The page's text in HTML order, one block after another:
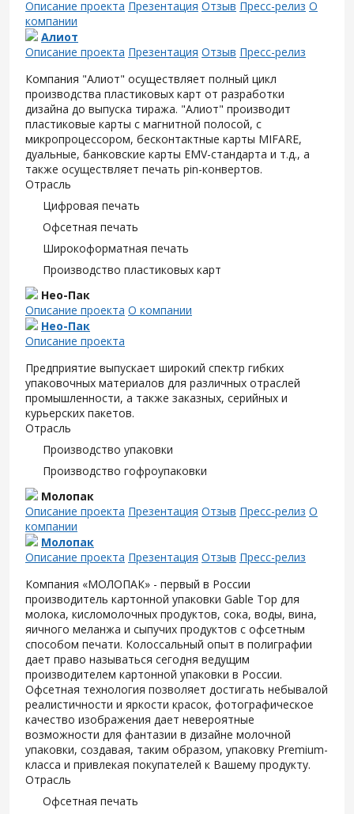
Описание проекта Презентация Отзыв Пресс-релиз О
компании
Алиот
Описание проекта Презентация Отзыв Пресс-релиз
Компания "Алиот" осуществляет полный цикл
производства пластиковых карт от разработки
дизайна до выпуска тиража. "Алиот" производит
пластиковые карты с магнитной полосой, с
микропроцессором, бесконтактные карты MIFARE,
дуальные, банковские карты EMV-стандарта и т.д., а
также осуществляет печать pin-конвертов.
Отрасль
Цифровая печать
Офсетная печать
Широкоформатная печать
Производство пластиковых карт
Нео-Пак
Описание проекта О компании
Нео-Пак
Описание проекта
Предприятие выпускает широкий спектр гибких
упаковочных материалов для различных отраслей
промышленности, а также заказных, серийных и
курьерских пакетов.
Отрасль
Производство упаковки
Производство гофроупаковки
Молопак
Описание проекта Презентация Отзыв Пресс-релиз О
компании
Молопак
Описание проекта Презентация Отзыв Пресс-релиз
Компания «МОЛОПАК» - первый в России
производитель картонной упаковки Gable Top для
молока, кисломолочных продуктов, сока, воды, вина,
яичного меланжа и сыпучих продуктов с офсетным
способом печати. Колоссальный опыт в полиграфии
дает право называться сегодня ведущим
производителем картонной упаковки в России.
Офсетная технология позволяет достигать небывалой
реалистичности и яркости красок, фотографическое
качество изображения дает невероятные
возможности для фантазии в дизайне молочной
упаковки, создавая, таким образом, упаковку Premium-
класса и привлекая покупателей к Вашему продукту.
Отрасль
Офсетная печать